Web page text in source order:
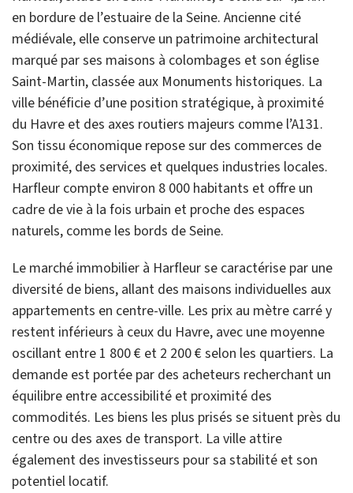
en bordure de l’estuaire de la Seine. Ancienne cité
médiévale, elle conserve un patrimoine architectural
marqué par ses maisons à colombages et son église
Saint-Martin, classée aux Monuments historiques. La
ville bénéficie d’une position stratégique, à proximité
du Havre et des axes routiers majeurs comme l’A131.
Son tissu économique repose sur des commerces de
proximité, des services et quelques industries locales.
Harfleur compte environ 8 000 habitants et offre un
cadre de vie à la fois urbain et proche des espaces
naturels, comme les bords de Seine.
Le marché immobilier à Harfleur se caractérise par une
diversité de biens, allant des maisons individuelles aux
appartements en centre-ville. Les prix au mètre carré y
restent inférieurs à ceux du Havre, avec une moyenne
oscillant entre 1 800 € et 2 200 € selon les quartiers. La
demande est portée par des acheteurs recherchant un
équilibre entre accessibilité et proximité des
commodités. Les biens les plus prisés se situent près du
centre ou des axes de transport. La ville attire
également des investisseurs pour sa stabilité et son
potentiel locatif.